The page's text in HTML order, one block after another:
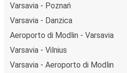
Varsavia - Poznań
Varsavia - Danzica
Aeroporto di Modlin - Varsavia
Varsavia - Vilnius
Varsavia - Aeroporto di Modlin